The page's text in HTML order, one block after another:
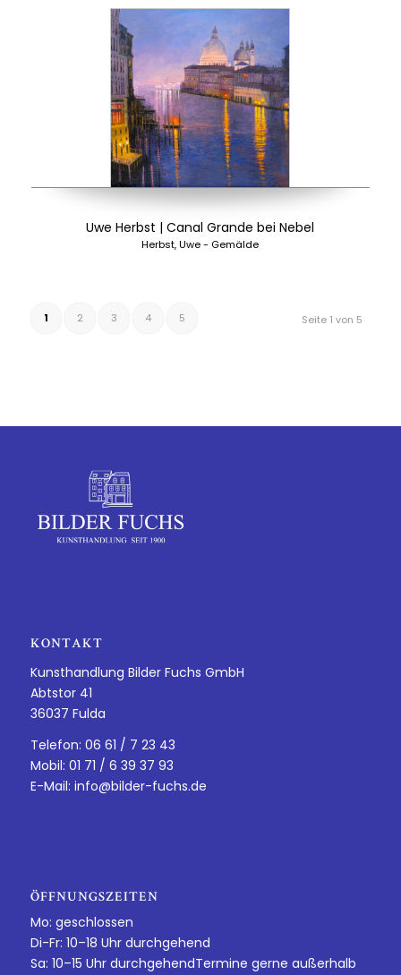
Uwe Herbst | Canal Grande bei Nebel
Herbst, Uwe - Gemälde
Seite 1 von 5
1 2 3 4 5
KONTAKT
Kunsthandlung Bilder Fuchs GmbH
Abtstor 41
36037 Fulda
Telefon: 06 61 / 7 23 43
Mobil: 01 71 / 6 39 37 93
E-Mail: info@bilder-fuchs.de
ÖFFNUNGSZEITEN
Mo: geschlossen
Di-Fr: 10–18 Uhr durchgehend
Sa: 10–15 Uhr durchgehendTermine gerne außerhalb